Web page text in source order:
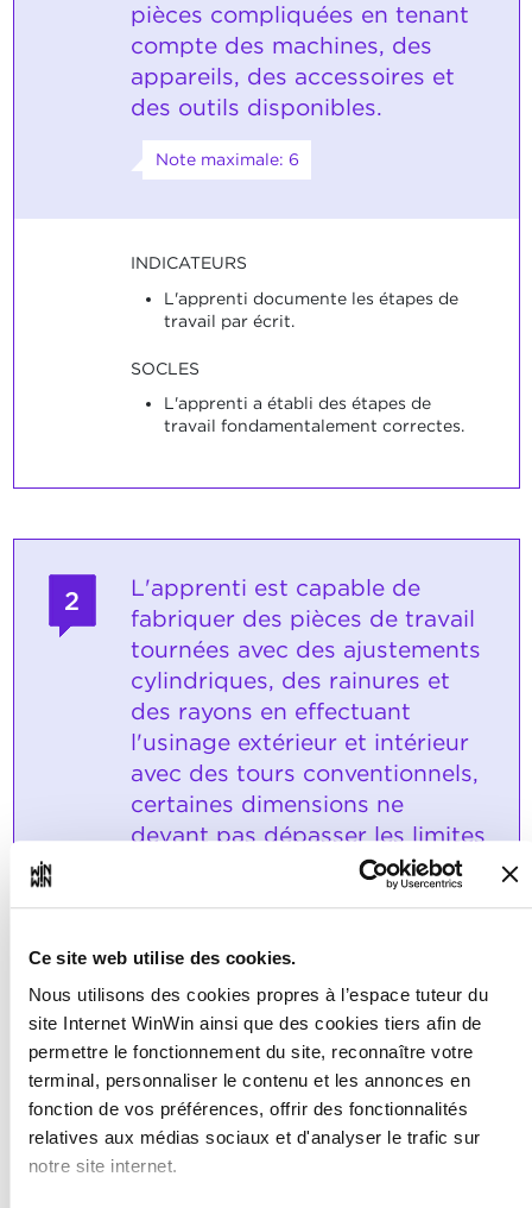
Ce site web utilise des cookies.
Nous utilisons des cookies propres à l’espace tuteur du
site Internet WinWin ainsi que des cookies tiers afin de
permettre le fonctionnement du site, reconnaître votre
terminal, personnaliser le contenu et les annonces en
fonction de vos préférences, offrir des fonctionnalités
relatives aux médias sociaux et d'analyser le trafic sur
notre site internet.
pièces compliquées en tenant
compte des machines, des
appareils, des accessoires et
des outils disponibles.
Note maximale: 6
INDICATEURS
L'apprenti documente les étapes de
travail par écrit.
SOCLES
L'apprenti a établi des étapes de
travail fondamentalement correctes.
2
L'apprenti est capable de
fabriquer des pièces de travail
tournées avec des ajustements
cylindriques, des rainures et
des rayons en effectuant
l'usinage extérieur et intérieur
avec des tours conventionnels,
certaines dimensions ne
devant pas dépasser les limites
de la tolérance générale ISO
2768-f et des tolérances de
conformément à leur fonction
sur la pièce de travail finie.
Note maximale: 18
INDICATEURS